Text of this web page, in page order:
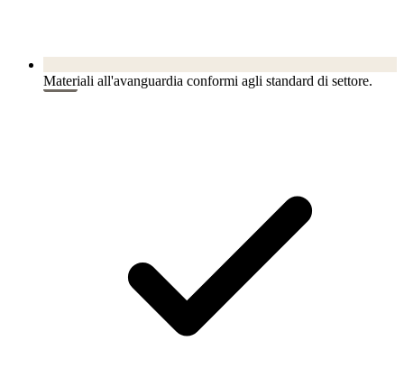
Materiali all'avanguardia conformi agli standard di settore.